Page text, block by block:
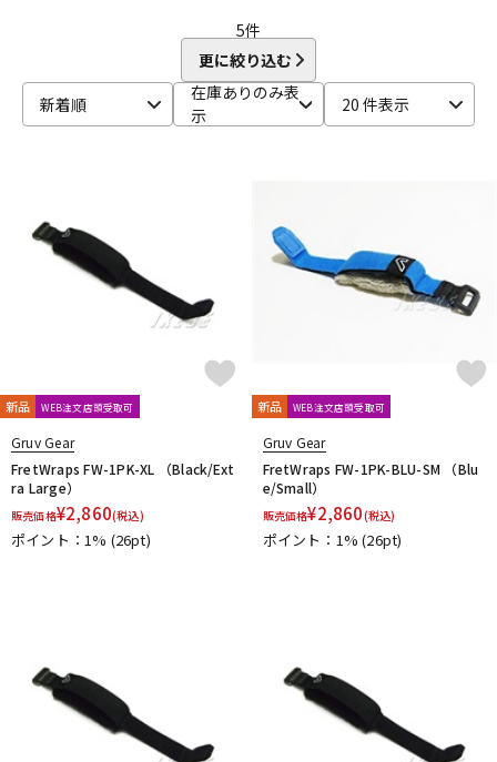
キーボード 電子ピアノ
アンプ エフェクター
DJ機器 DTM
配信/ライブ機器 楽器アクセサリ
5件
更に絞り込む
新着順
在庫ありのみ表
示
20 件表示
新品 WEB注文店頭受取可
Gruv Gear
FretWraps FW-1PK-XL （Black/Ext
ra Large）
販売価格¥2,860(税込)
ポイント：1% (26pt)
新品 WEB注文店頭受取可
Gruv Gear
FretWraps FW-1PK-BLU-SM （Blu
e/Small）
販売価格¥2,860(税込)
ポイント：1%(26pt)